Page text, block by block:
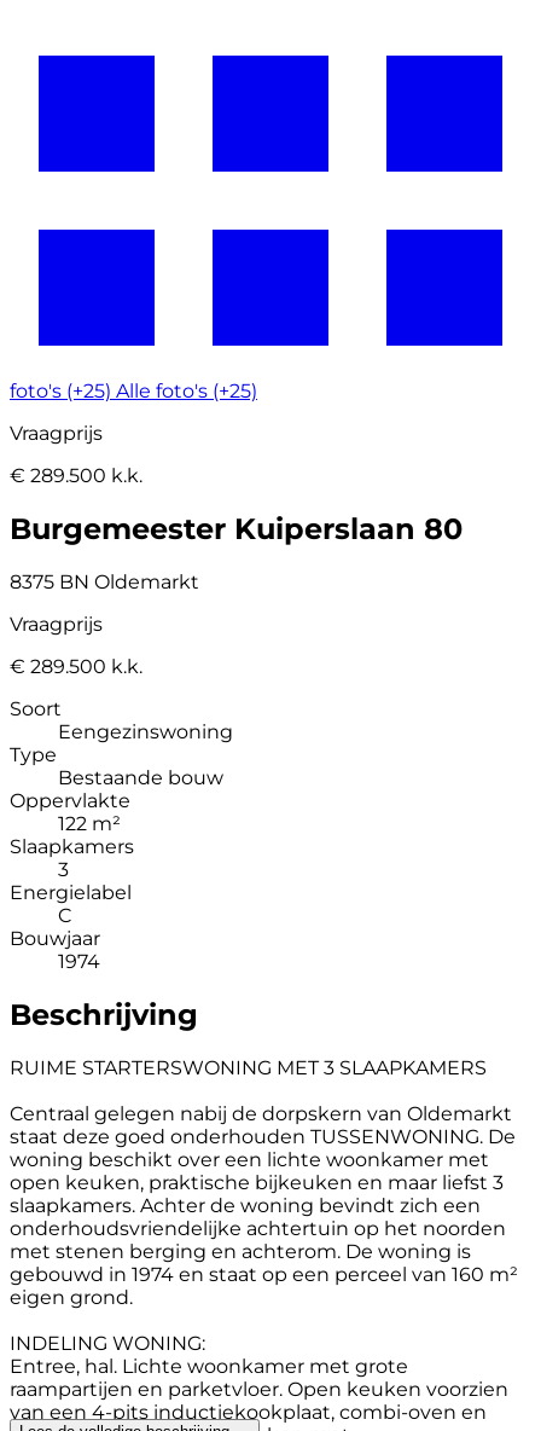
foto's (+25) Alle foto's (+25)
Vraagprijs
€ 289.500 k.k.
Burgemeester Kuiperslaan 80
8375 BN Oldemarkt
Vraagprijs
€ 289.500 k.k.
Soort
Eengezinswoning
Type
Bestaande bouw
Oppervlakte
122 m²
Slaapkamers
3
Energielabel
C
Bouwjaar
1974
Beschrijving
RUIME STARTERSWONING MET 3 SLAAPKAMERS
Centraal gelegen nabij de dorpskern van Oldemarkt
staat deze goed onderhouden TUSSENWONING. De
woning beschikt over een lichte woonkamer met
open keuken, praktische bijkeuken en maar liefst 3
slaapkamers. Achter de woning bevindt zich een
onderhoudsvriendelijke achtertuin op het noorden
met stenen berging en achterom. De woning is
gebouwd in 1974 en staat op een perceel van 160 m²
eigen grond.
INDELING WONING:
Entree, hal. Lichte woonkamer met grote
raampartijen en parketvloer. Open keuken voorzien
van een 4-pits inductiekookplaat, combi-oven en